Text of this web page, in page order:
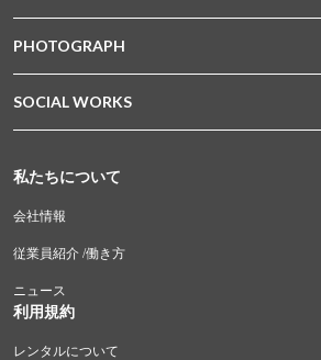
PHOTOGRAPH
SOCIAL WORKS
私たちについて
会社情報
従業員紹介 /働き方
ニュース
利用規約
レンタルについて